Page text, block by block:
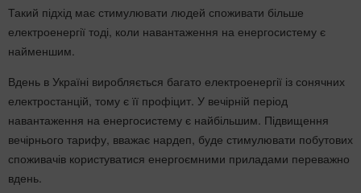
Такий підхід має стимулювати людей споживати більше
електроенергії тоді, коли навантаження на енергосистему є
найменшим.
Вдень в Україні виробляється багато електроенергії із сонячних
електростанцій, тому є її профіцит. У вечірній період
навантаження на енергосистему є найбільшим. Підвищення
вечірнього тарифу, вважає нардеп, буде стимулювати побутових
споживачів користуватися енергоємними приладами переважно
вдень.